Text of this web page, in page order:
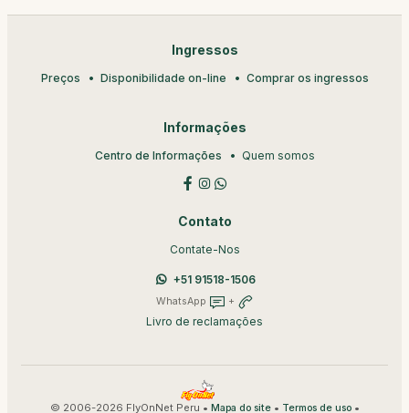
Ingressos
Preços Disponibilidade on-line Comprar os ingressos
Informações
Centro de Informações Quem somos
Contato
Contate-Nos
+51 91518-1506
WhatsApp +
Livro de reclamações
© 2006-2026 FlyOnNet Peru • Mapa do site• Termos de uso•